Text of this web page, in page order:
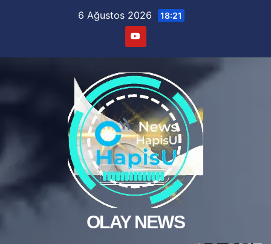
6 Ağustos 2026 18:21
OLAY NEWS